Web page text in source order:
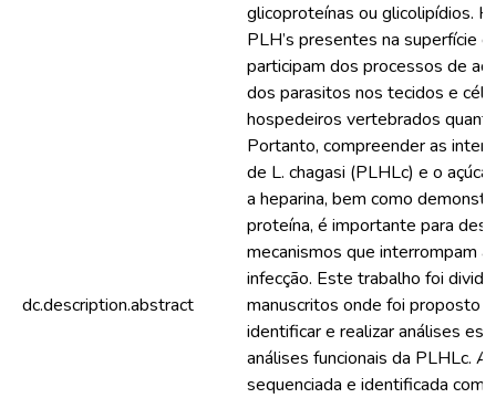
dc.description.abstract
glicoproteínas ou glicolipídios.
PLH’s presentes na superfície
participam dos processos de
dos parasitos nos tecidos e
hospedeiros vertebrados
Portanto, compreender as
de L. chagasi (PLHLc) e o
a heparina, bem como
proteína, é importante para
mecanismos que interrompam
infecção. Este trabalho foi
manuscritos onde foi proposto
identificar e realizar análises
análises funcionais da PLHLc.
sequenciada e identificada